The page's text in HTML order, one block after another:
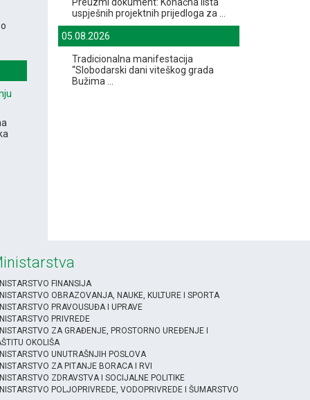
uspješnih projektnih prijedloga za ...
05.08.2026
Tradicionalna manifestacija
“Slobodarski dani viteškog grada
Bužima ...
FINANSIJA
OBRAZOVANJA, NAUKE, KULTURE I SPORTA
PRAVOUSUĐA I UPRAVE
PRIVREDE
ZA GRAĐENJE, PROSTORNO UREĐENJE I
OKOLIŠA
UNUTRAŠNJIH POSLOVA
ZA PITANJE BORACA I RVI
ZDRAVSTVA I SOCIJALNE POLITIKE
POLJOPRIVREDE, VODOPRIVREDE I ŠUMARSTVO